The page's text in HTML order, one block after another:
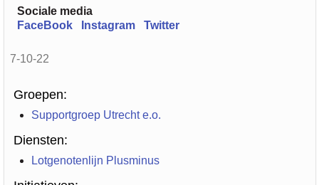
Sociale media
FaceBook
Instagram Twitter
7-10-22
Groepen:
Supportgroep Utrecht e.o.
Diensten:
Lotgenotenlijn Plusminus